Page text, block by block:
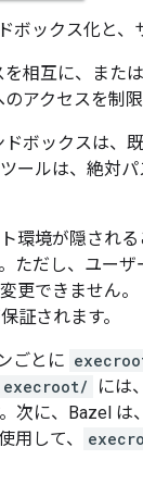
ボックス化と
を相互に、また
アクセスを制
ボックスは、
ールは、絶対
環境が隠され
ただし、ユー
更できません
証されます。
ごとに
execroot/
には
次に、Bazel は
用して、